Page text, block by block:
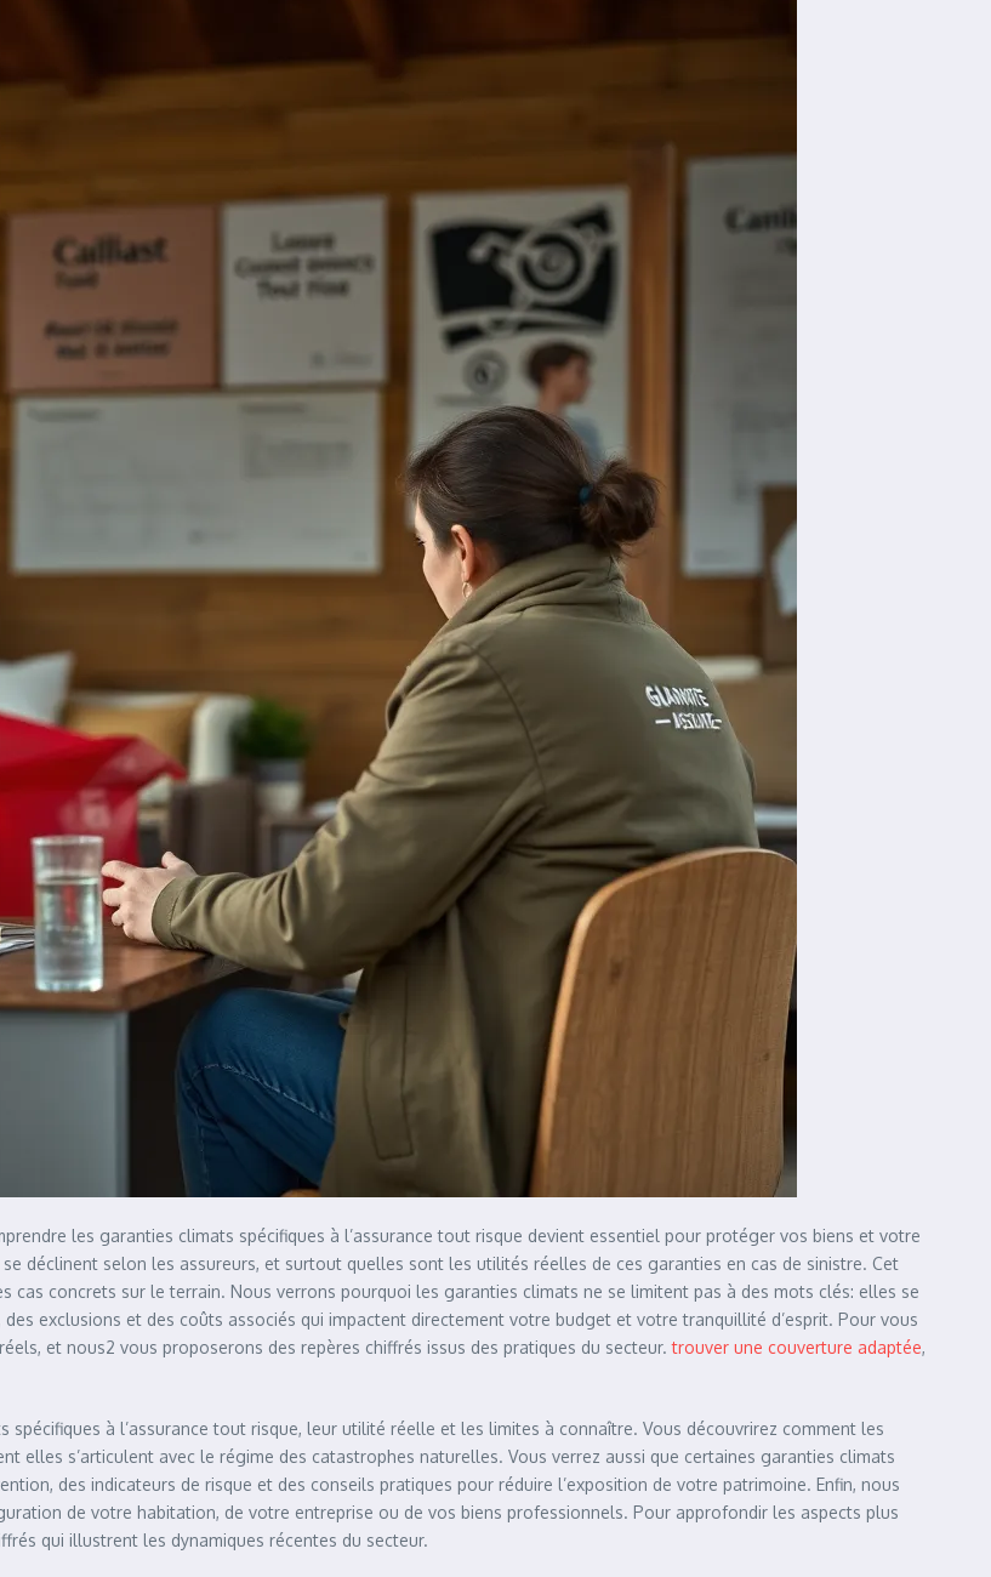
les garanties climats spécifiques à l’assurance tout risque devient essentiel pour protéger vos biens et votre
déclinent selon les assureurs, et surtout quelles sont les utilités réelles de ces garanties en cas de sinistre. Cet
concrets sur le terrain. Nous verrons pourquoi les garanties climats ne se limitent pas à des mots clés: elles se
exclusions et des coûts associés qui impactent directement votre budget et votre tranquillité d’esprit. Pour vous
et nous2 vous proposerons des repères chiffrés issus des pratiques du secteur.trouver une couverture adaptée,
à l’assurance tout risque, leur utilité réelle et les limites à connaître. Vous découvrirez comment les
elles s’articulent avec le régime des catastrophes naturelles. Vous verrez aussi que certaines garanties climats
des indicateurs de risque et des conseils pratiques pour réduire l’exposition de votre patrimoine. Enfin, nous
de votre habitation, de votre entreprise ou de vos biens professionnels. Pour approfondir les aspects plus
qui illustrent les dynamiques récentes du secteur.